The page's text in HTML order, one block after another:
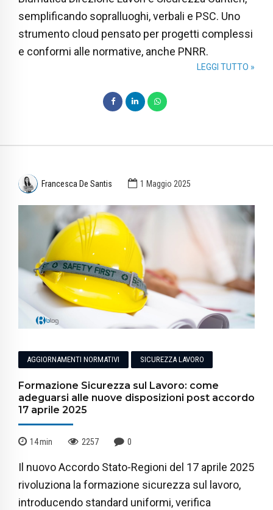
semplificando sopralluoghi, verbali e PSC. Uno
strumento cloud pensato per progetti complessi
e conformi alle normative, anche PNRR.
LEGGI TUTTO »
Francesca De Santis 1 Maggio 2025
AGGIORNAMENTI NORMATIVI SICUREZZA LAVORO
Formazione Sicurezza sul Lavoro: come
adeguarsi alle nuove disposizioni post accordo
17 aprile 2025
14min 2257 0
Il nuovo Accordo Stato-Regioni del 17 aprile 2025
rivoluziona la formazione sicurezza sul lavoro,
introducendo standard uniformi, verifica